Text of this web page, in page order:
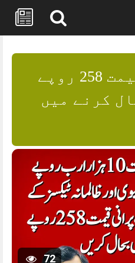
پٹرول کی قیمت 258 روپے
کرنے میں
72